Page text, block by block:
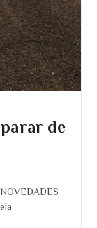
de
NOVEDADES